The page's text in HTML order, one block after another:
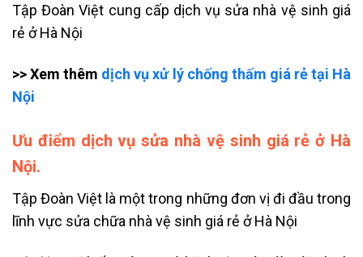
Tập Đoàn Việt cung cấp dịch vụ sửa nhà vệ sinh giá
rẻ ở Hà Nội
>> Xem thêm dịch vụ xử lý chống thấm giá rẻ tại Hà
Nội
Ưu điểm dịch vụ sửa nhà vệ sinh giá rẻ ở Hà
Nội.
Tập Đoàn Việt là một trong những đơn vị đi đầu trong
lĩnh vực sửa chữa nhà vệ sinh giá rẻ ở Hà Nội